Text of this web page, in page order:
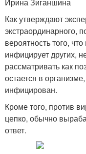
Ирина Зиганшина
Как утверждают
экстраординарного,
вероятность того,
инфицирует других,
рассматривать как
остается в
инфицирован.
Кроме того, против
цепко, обычно
ответ.